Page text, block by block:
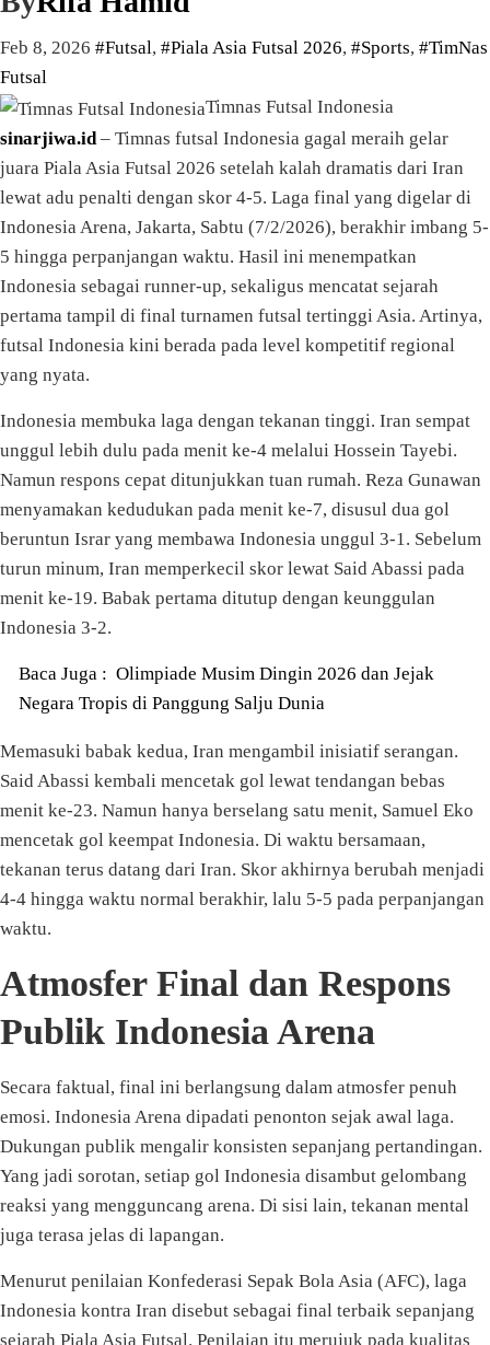
Feb 8, 2026 #Futsal, #Piala Asia Futsal 2026, #Sports, #TimNas
Futsal
Timnas Futsal Indonesia
sinarjiwa.id – Timnas futsal Indonesia gagal meraih gelar
juara Piala Asia Futsal 2026 setelah kalah dramatis dari Iran
lewat adu penalti dengan skor 4-5. Laga final yang digelar di
Indonesia Arena, Jakarta, Sabtu (7/2/2026), berakhir imbang 5-
5 hingga perpanjangan waktu. Hasil ini menempatkan
Indonesia sebagai runner-up, sekaligus mencatat sejarah
pertama tampil di final turnamen futsal tertinggi Asia. Artinya,
futsal Indonesia kini berada pada level kompetitif regional
yang nyata.
Indonesia membuka laga dengan tekanan tinggi. Iran sempat
unggul lebih dulu pada menit ke-4 melalui Hossein Tayebi.
Namun respons cepat ditunjukkan tuan rumah. Reza Gunawan
menyamakan kedudukan pada menit ke-7, disusul dua gol
beruntun Israr yang membawa Indonesia unggul 3-1. Sebelum
turun minum, Iran memperkecil skor lewat Said Abassi pada
menit ke-19. Babak pertama ditutup dengan keunggulan
Indonesia 3-2.
Baca Juga : Olimpiade Musim Dingin 2026 dan Jejak
Negara Tropis di Panggung Salju Dunia
Memasuki babak kedua, Iran mengambil inisiatif serangan.
Said Abassi kembali mencetak gol lewat tendangan bebas
menit ke-23. Namun hanya berselang satu menit, Samuel Eko
mencetak gol keempat Indonesia. Di waktu bersamaan,
tekanan terus datang dari Iran. Skor akhirnya berubah menjadi
4-4 hingga waktu normal berakhir, lalu 5-5 pada perpanjangan
waktu.
Atmosfer Final dan Respons
Publik Indonesia Arena
Secara faktual, final ini berlangsung dalam atmosfer penuh
emosi. Indonesia Arena dipadati penonton sejak awal laga.
Dukungan publik mengalir konsisten sepanjang pertandingan.
Yang jadi sorotan, setiap gol Indonesia disambut gelombang
reaksi yang mengguncang arena. Di sisi lain, tekanan mental
juga terasa jelas di lapangan.
Menurut penilaian Konfederasi Sepak Bola Asia (AFC), laga
Indonesia kontra Iran disebut sebagai final terbaik sepanjang
sejarah Piala Asia Futsal. Penilaian itu merujuk pada kualitas